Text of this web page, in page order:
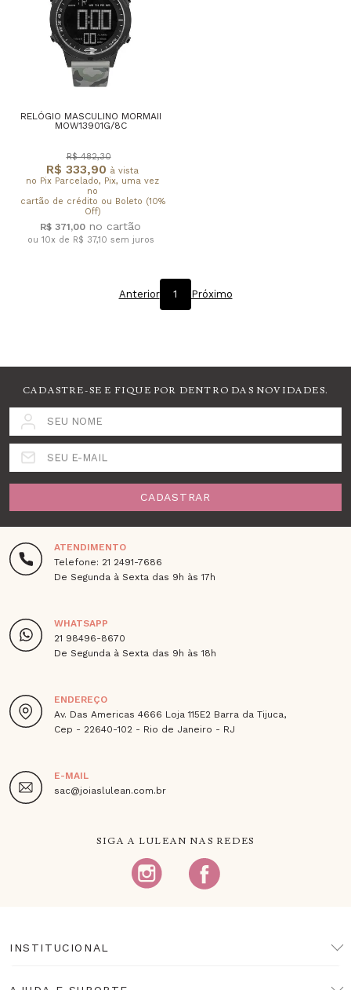
RELÓGIO MASCULINO MORMAII
MOW13901G/8C
R$ 333,90 à vista
no Pix Parcelado, Pix, uma vez
no
cartão de crédito ou Boleto (10%
Off)
R$ 482,30
R$ 371,00
ou 10x de R$ 37,10 sem juros
Anterior 1 Próximo
CADASTRE-SE E FIQUE POR DENTRO DAS NOVIDADES.
SEU NOME
SEU E-MAIL
CADASTRAR
ATENDIMENTO
Telefone: 21 2491-7686
De Segunda à Sexta das 9h às 17h
WHATSAPP
21 98496-8670
De Segunda à Sexta das 9h às 18h
ENDEREÇO
Av. Das Americas 4666 Loja 115E2 Barra da Tijuca,
Cep - 22640-102 - Rio de Janeiro - RJ
E-MAIL
sac@joiaslulean.com.br
SIGA A LULEAN NAS REDES
INSTITUCIONAL